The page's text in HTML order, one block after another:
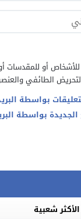
أو للمقدسات
الطائفي
بواسطة
بواسطة
الأكثر شعبية